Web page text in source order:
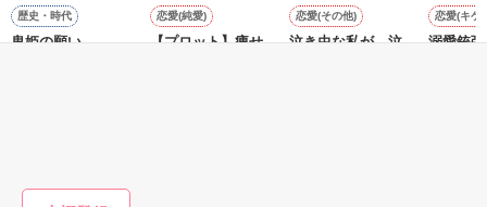
※表紙も作中使用の画像も全てフリー素材です。
歴史・時代
鬼姫の願い
恋愛(純愛)
【プロット】痩せ
恋愛(その他)
泣き虫な私が、泣
恋愛(キケ
溺愛銃